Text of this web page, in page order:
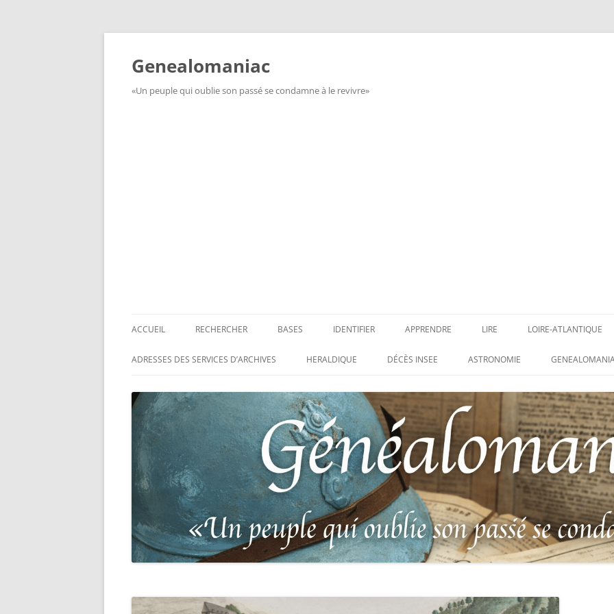
Aller
Genealomaniac
«Un peuple qui oublie son passé se condamne à le revivre»
ACCUEIL RECHERCHER
RECHERCHER UN SOLDAT
RECHERCHER UNE CARTE DE
COMBATTANT
RECHERCHER UN RÉSISTANT
RECHERCHER UN PRISONNIER DE
GUERRE
RECHERCHER UNE VICTIME DES
PERSÉCUTIONS NAZIS
RECHERCHER UN SOLDAT
RECHERCHER UN SOLDAT
BASES
BASE DES CONDAMNATIONS À
BASE DES HISTORIQUES
RÉGIMENTAIRES
BASE DE RECHERCHE DES
TABLEAUX D’HONNEUR DE
L’ILLUSTRATION, VÉRITABLE LIVRE
D’OR, RÉUNISSANT LES PORTRAITS
DES PLUS HÉROÏQUES SOLDATS
DE 1914-1918
BASE DES DISPARUS DU JOURNAL
IDENTIFIER
INSIGNES, ATTRIBUTS ET GRADES
IDENTIFIER UNE PATTE DE COLLET
(INSIGNE DE COL)
IDENTIFIER UNE MÉDAILLE OU
DÉCORATION
LEXIQUE DES ABRÉVIATIONS
MILITAIRES
CATALOGUES DES OBLITÉRATIONS
MILITAIRES FRANÇAISES 1914-1918
APPRENDRE
APPRENDRE
LIRE
LIRE
LOIRE-ATLANTIQUE
LES ENFANTS DU
CARRÉ MILITAIRE
CLION-SUR-MER
LES SOLDATS
N°65 – LE CLION-
LE CLION-SUR-MER :
AUX MORTS VIRTUEL
FRANCO-ALLEMANDE
1871
ADRESSES DES SERVICES D’ARCHIVES HERALDIQUE DÉCÈS INSEE ASTRONOMIE